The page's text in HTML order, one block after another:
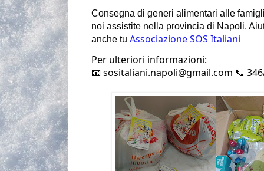
Consegna di generi alimentari alle
noi assistite nella provincia di Napoli.
anche tu Associazione SOS Italiani
Per ulteriori informazioni:
📧 sositaliani.napoli@gmail.com 📞